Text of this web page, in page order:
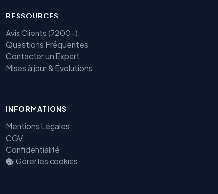
RESSOURCES
Avis Clients (7200+)
Questions Fréquentes
Contacter un Expert
Mises à jour & Évolutions
INFORMATIONS
Mentions Légales
CGV
Confidentialité
Gérer les cookies